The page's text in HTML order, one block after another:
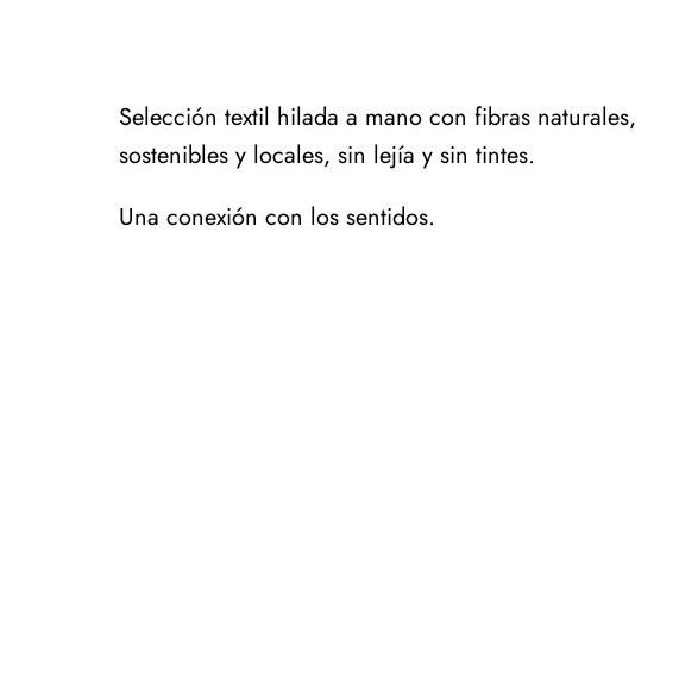
Selección textil hilada a mano con fibras naturales,
sostenibles y locales, sin lejía y sin tintes.
Una conexión con los sentidos.